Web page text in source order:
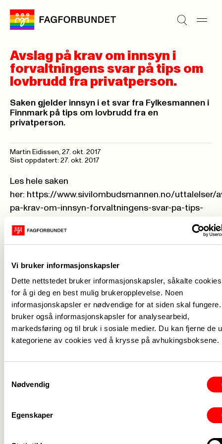
Vi bruker informasjonskapsler
Dette nettstedet bruker informasjonskapsler, såkalte
for å gi deg en best mulig brukeropplevelse. Noen
informasjonskapsler er nødvendige for at siden skal
bruker også informasjonskapsler for analysearbeid,
markedsføring og til bruk i sosiale medier. Du kan fjerne de
kategoriene av cookies ved å krysse på avhukingsboksene.
Nødvendig
Egenskaper
Avslag på krav om innsyn i
forvaltningens svar på tips om
lovbrudd fra privatperson.
Saken gjelder innsyn i et svar fra Fylkesmannen i
Finnmark på tips om lovbrudd fra en
privatperson.
Martin Eidissen, 27. okt. 2017
Sist oppdatert: 27. okt. 2017
Les hele saken
her: https://www.sivilombudsmannen.no/uttalelser/
pa-krav-om-innsyn-forvaltningens-svar-pa-tips-
Medlemskap ->
Lønn og tariff ->
Kontakt oss ->
For tillitsvalgte ->
Kalender
Om Fagforbundet